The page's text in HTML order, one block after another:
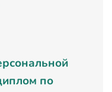
по